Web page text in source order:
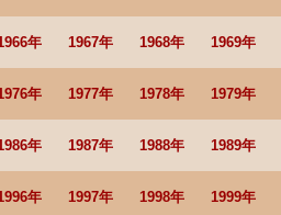
年 1967年 1968年 1969年
年 1977年 1978年 1979年
年 1987年 1988年 1989年
年 1997年 1998年 1999年